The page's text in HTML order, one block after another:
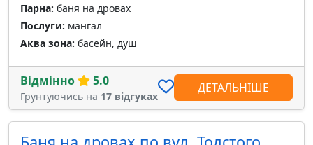
Парна: баня на дровах
Послуги: мангал
Аква зона: басейн, душ
Відмінно 5.0
Грунтуючись на 17 відгуках
ДЕТАЛЬНІШЕ